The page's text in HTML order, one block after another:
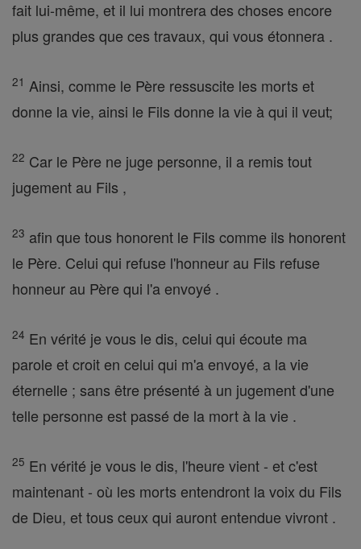
fait lui-même, et il lui montrera des choses encore
plus grandes que ces travaux, qui vous étonnera .
21 Ainsi, comme le Père ressuscite les morts et
donne la vie, ainsi le Fils donne la vie à qui il veut;
22 Car le Père ne juge personne, il a remis tout
jugement au Fils ,
23 afin que tous honorent le Fils comme ils honorent
le Père. Celui qui refuse l'honneur au Fils refuse
honneur au Père qui l'a envoyé .
24 En vérité je vous le dis, celui qui écoute ma
parole et croit en celui qui m'a envoyé, a la vie
éternelle ; sans être présenté à un jugement d'une
telle personne est passé de la mort à la vie .
25 En vérité je vous le dis, l'heure vient - et c'est
maintenant - où les morts entendront la voix du Fils
de Dieu, et tous ceux qui auront entendue vivront .